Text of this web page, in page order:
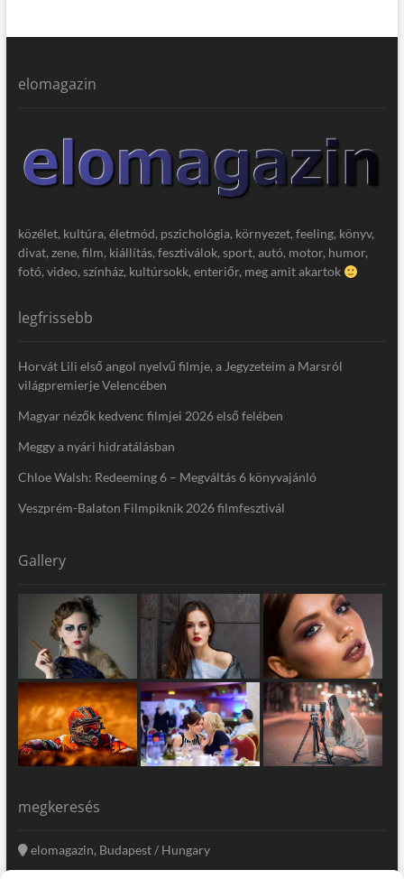
elomagazin
közélet, kultúra, életmód, pszichológia, környezet, feeling, könyv,
divat, zene, film, kiállítás, fesztiválok, sport, autó, motor, humor,
fotó, video, színház, kultúrsokk, enteriőr, meg amit akartok
legfrissebb
Horvát Lili első angol nyelvű filmje, a Jegyzeteim a Marsról
világpremierje Velencében
Magyar nézők kedvenc filmjei 2026 első felében
Meggy a nyári hidratálásban
Chloe Walsh: Redeeming 6 – Megváltás 6 könyvajánló
Veszprém-Balaton Filmpiknik 2026 filmfesztivál
Gallery
megkeresés
elomagazin, Budapest / Hungary